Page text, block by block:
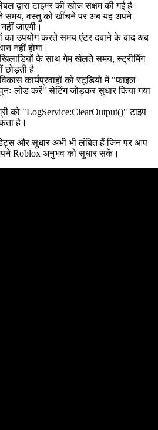
द्वारा टाइमर की खोज सक्षम की गई है।
समय, वस्तु को खींचने पर अब यह अपने
जाएगी।
का उपयोग करते समय एंटर दबाने के बाद अब
नहीं होगा।
खिलाड़ियों के साथ गेम खेलते समय, स्ट्रीमिंग
छोड़ती है।
कार्यप्रवाहों को स्टूडियो में "फाइल
लोड करें" सेटिंग जोड़कर सुधार किया गया
को "LogService:ClearOutput()" टाइप
है।
और सुधार अभी भी लंबित हैं जिन पर आप
Roblox अनुभव को सुधार सकें।